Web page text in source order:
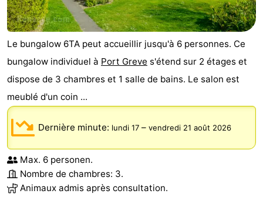
Le bungalow 6TA peut accueillir jusqu'à 6 personnes. Ce
bungalow individuel à Port Greve s'étend sur 2 étages et
dispose de 3 chambres et 1 salle de bains. Le salon est
meublé d'un coin ...
Dernière minute: lundi 17 – vendredi 21 août 2026
Max. 6 personen.
Nombre de chambres: 3.
Animaux admis après consultation.